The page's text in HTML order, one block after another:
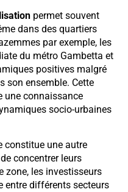
permet souvent
dans des quartiers
par exemple, les
du métro Gambetta et
positives malgré
son ensemble. Cette
une connaissance
socio-urbaines
constitue une autre
concentrer leurs
zone, les investisseurs
entre différents secteurs